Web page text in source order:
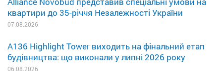
квартири до 35-річчя Незалежності України
07.08.2026
A136 Highlight Tower виходить на фінальний етап
будівництва: що виконали у липні 2026 року
06.08.2026